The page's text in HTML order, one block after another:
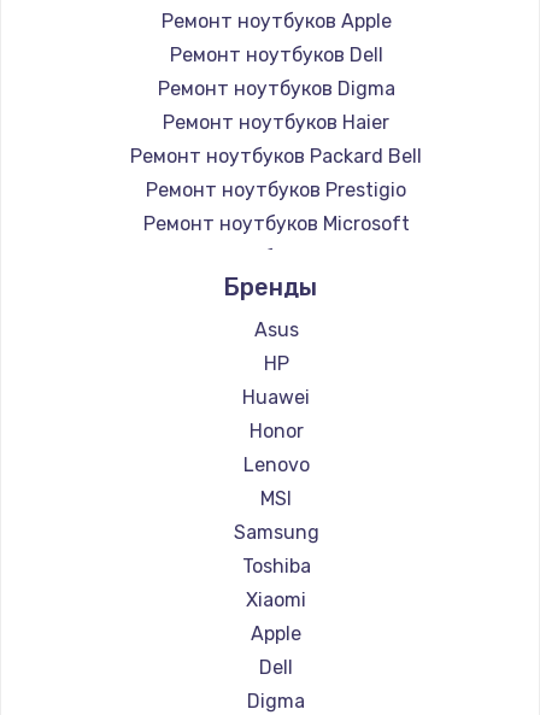
Ремонт ноутбуков Apple
Ремонт ноутбуков Dell
Ремонт ноутбуков Digma
Ремонт ноутбуков Haier
Ремонт ноутбуков Packard Bell
Ремонт ноутбуков Prestigio
Ремонт ноутбуков Microsoft
Ремонт ноутбуков Alienware
Ремонт ноутбуков Aquarius
Ремонт ноутбуков Gigabyte
Ремонт ноутбуков Aorus
Ремонт ноутбуков Maibenben
Ремонт ноутбуков Getac
Ремонт ноутбуков Epson
Ремонт ноутбуков Philips
Ремонт ноутбуков LG
Ремонт ноутбуков Panasonic
Ремонт ноутбуков Irbis
Ремонт ноутбуков Thunderobot
Ремонт ноутбуков Hasee
Ремонт ноутбуков ZTE
Бренды
Asus
HP
Huawei
Honor
Lenovo
MSI
Samsung
Toshiba
Xiaomi
Apple
Dell
Digma